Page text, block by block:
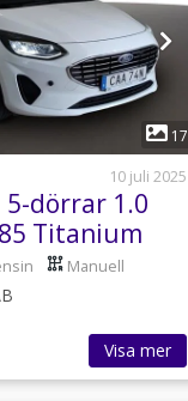
1
17
10 juli 2025
5-dörrar 1.0
Titanium
Manuell
Visa mer